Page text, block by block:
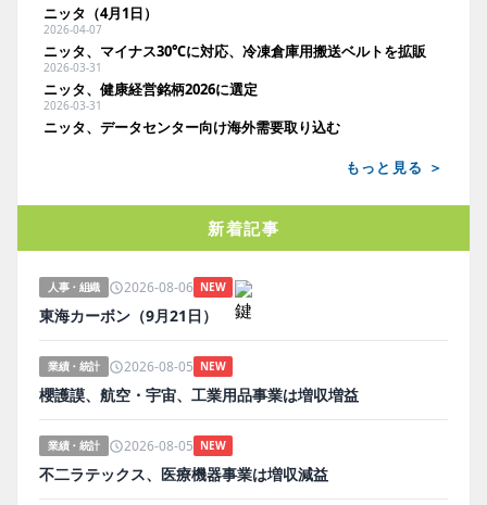
ニッタ（4月1日）
2026-04-07
ニッタ、マイナス30℃に対応、冷凍倉庫用搬送ベルトを拡販
2026-03-31
ニッタ、健康経営銘柄2026に選定
2026-03-31
ニッタ、データセンター向け海外需要取り込む
もっと見る ＞
新着記事
人事・組織 2026-08-06 NEW
東海カーボン（9月21日）
業績・統計 2026-08-05 NEW
櫻護謨、航空・宇宙、工業用品事業は増収増益
業績・統計 2026-08-05 NEW
不二ラテックス、医療機器事業は増収減益